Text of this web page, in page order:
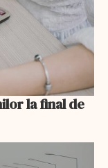
la final de